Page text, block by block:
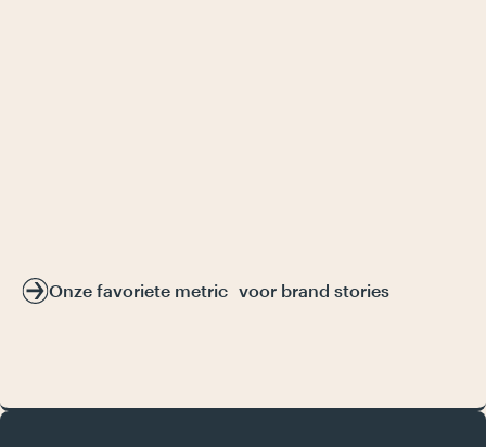
Onze favoriete metric voor brand stories